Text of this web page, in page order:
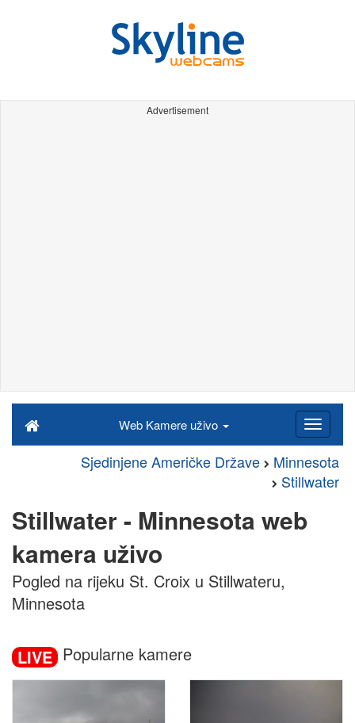
Advertisement
Web Kamere uživo
Sjedinjene Američke Države
Minnesota
Stillwater
Stillwater - Minnesota web
kamera uživo
Pogled na rijeku St. Croix u Stillwateru,
Minnesota
LIVE Popularne kamere